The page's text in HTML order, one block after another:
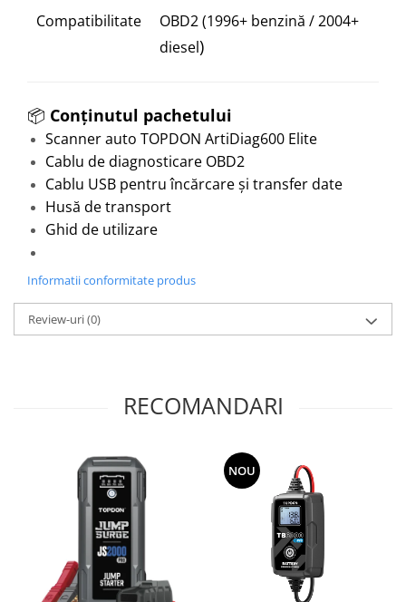
Compatibilitate
OBD2 (1996+ benzină / 2004+
diesel)
📦 Conținutul pachetului
Scanner auto TOPDON ArtiDiag600 Elite
Cablu de diagnosticare OBD2
Cablu USB pentru încărcare și transfer date
Husă de transport
Ghid de utilizare
Informatii conformitate produs
Review-uri(0)
RECOMANDARI
NOU